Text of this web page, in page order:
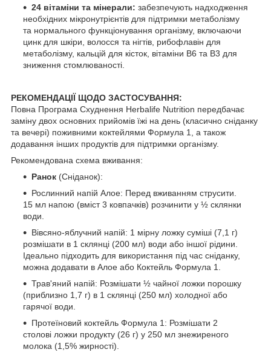
24 вітаміни та мінерали: забезпечують надходження
необхідних мікронутрієнтів для підтримки метаболізму
та нормального функціонування організму, включаючи
цинк для шкіри, волосся та нігтів, рибофлавін для
метаболізму, кальцій для кісток, вітаміни B6 та B3 для
зниження стомлюваності.
РЕКОМЕНДАЦІЇ ЩОДО ЗАСТОСУВАННЯ:
Повна Програма Схуднення Herbalife Nutrition передбачає
заміну двох основних прийомів їжі на день (класично сніданку
та вечері) поживними коктейлями Формула 1, а також
додавання інших продуктів для підтримки організму.
Рекомендована схема вживання:
Ранок (Сніданок):
Рослинний напій Алое: Перед вживанням струсити.
15 мл напою (вміст 3 ковпачків) розчинити у ½ склянки
води.
Вівсяно-яблучний напій: 1 мірну ложку суміші (7,1 г)
розмішати в 1 склянці (200 мл) води або іншої рідини.
Ідеально підходить для використання під час сніданку,
можна додавати в Алое або Коктейль Формула 1.
Трав'яний напій: Розмішати ½ чайної ложки порошку
(приблизно 1,7 г) в 1 склянці (250 мл) холодної або
гарячої води.
Протеїновий коктейль Формула 1: Розмішати 2
столові ложки продукту (26 г) у 250 мл знежиреного
молока (1,5% жирності).